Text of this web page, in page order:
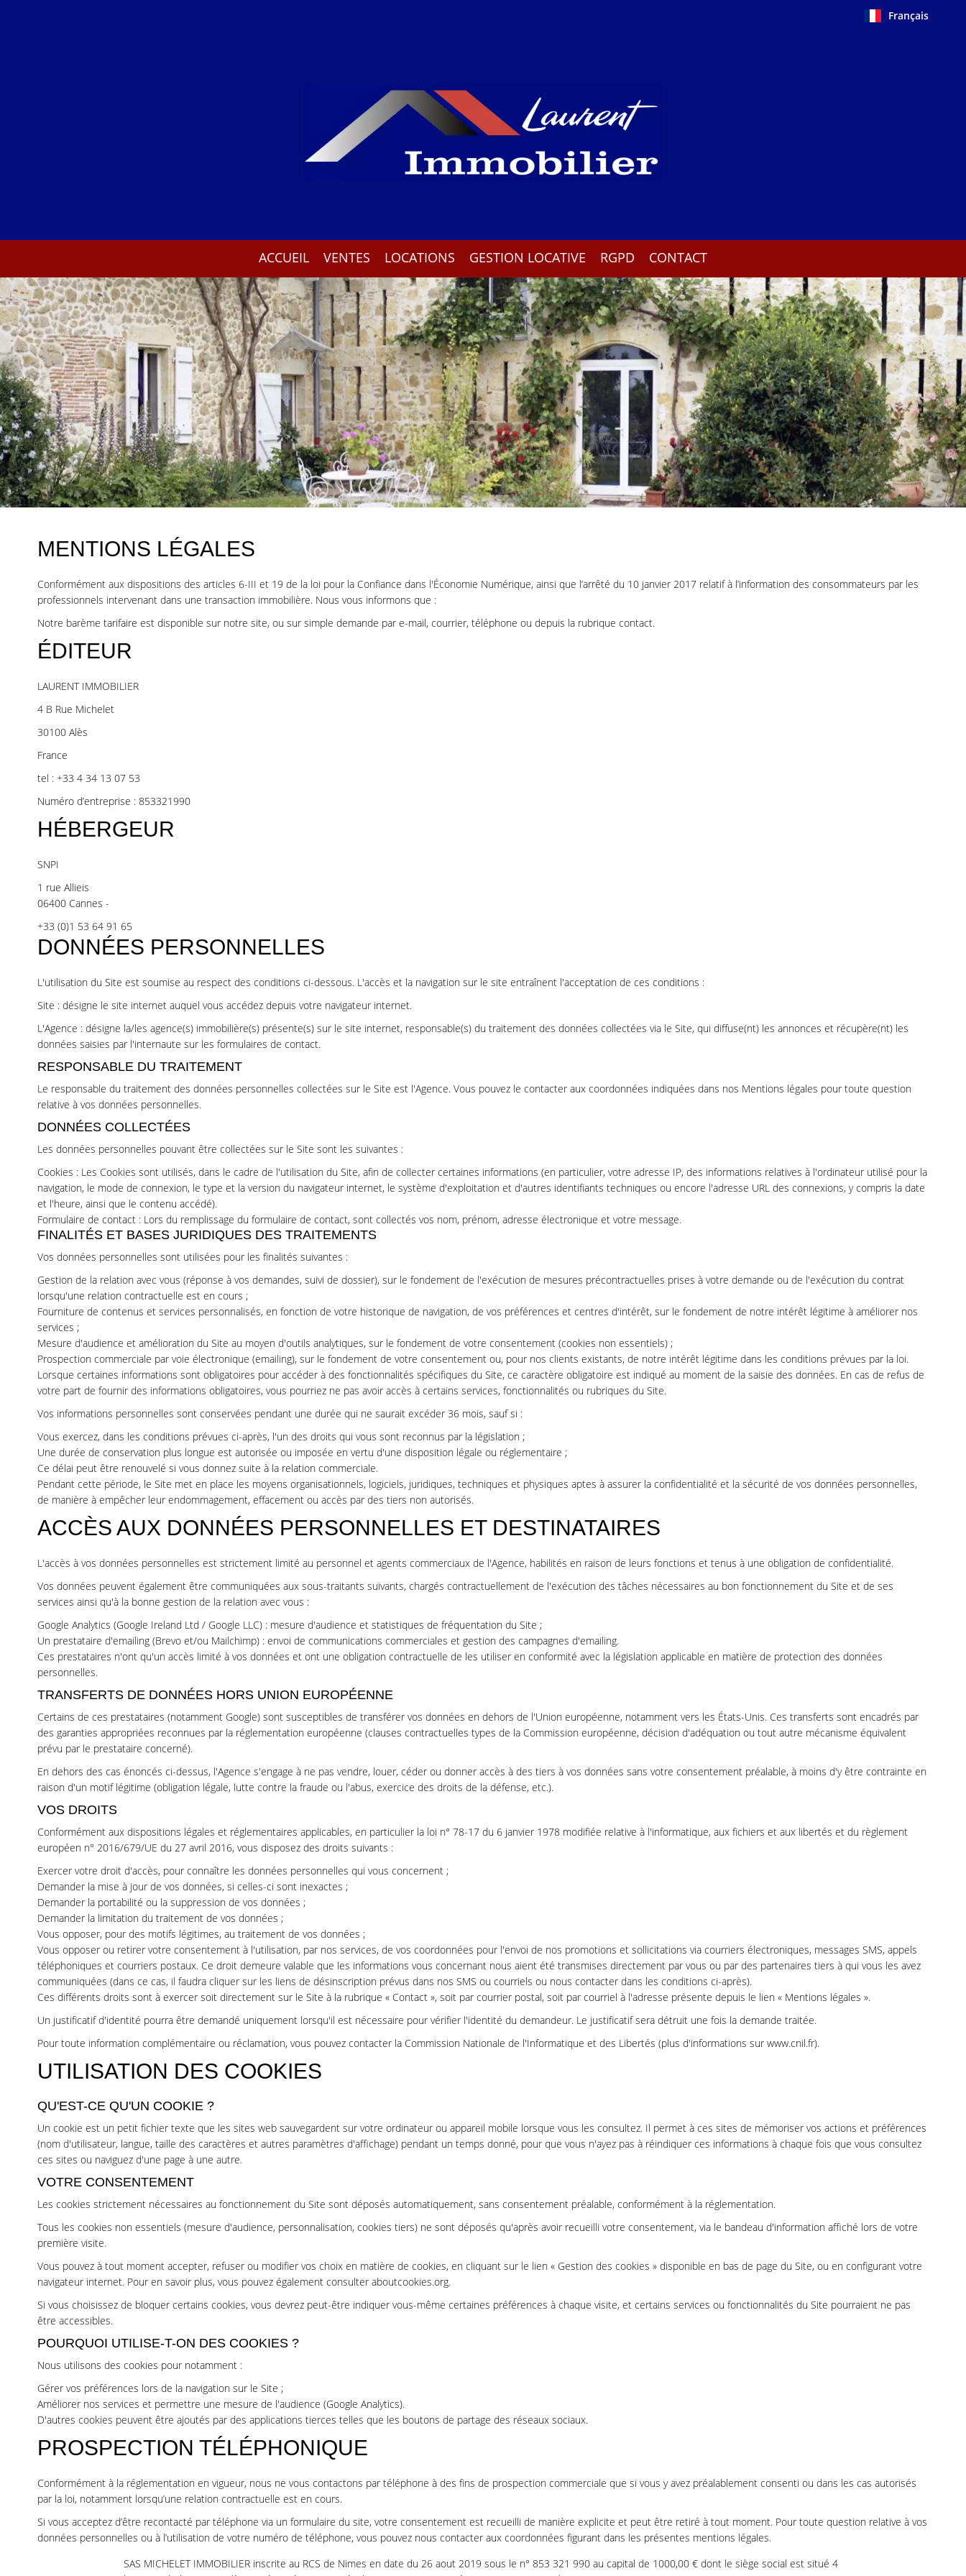
Français
ACCUEIL VENTES LOCATIONS GESTION LOCATIVE RGPD CONTACT
MENTIONS LÉGALES
Conformément aux dispositions des articles 6-III et 19 de la loi pour la Confiance dans l'Économie Numérique, ainsi que l’arrêté du 10 janvier 2017 relatif à l’information des consommateurs par les
professionnels intervenant dans une transaction immobilière. Nous vous informons que :
Notre barème tarifaire est disponible sur notre site, ou sur simple demande par e-mail, courrier, téléphone ou depuis la rubrique contact.
ÉDITEUR
LAURENT IMMOBILIER
4 B Rue Michelet
30100 Alès
France
tel : +33 4 34 13 07 53
Numéro d’entreprise : 853321990
HÉBERGEUR
SNPI
1 rue Allieis
06400 Cannes -
+33 (0)1 53 64 91 65
DONNÉES PERSONNELLES
L'utilisation du Site est soumise au respect des conditions ci-dessous. L'accès et la navigation sur le site entraînent l'acceptation de ces conditions :
Site : désigne le site internet auquel vous accédez depuis votre navigateur internet.
L'Agence : désigne la/les agence(s) immobilière(s) présente(s) sur le site internet, responsable(s) du traitement des données collectées via le Site, qui diffuse(nt) les annonces et récupère(nt) les
données saisies par l'internaute sur les formulaires de contact.
RESPONSABLE DU TRAITEMENT
Le responsable du traitement des données personnelles collectées sur le Site est l'Agence. Vous pouvez le contacter aux coordonnées indiquées dans nos Mentions légales pour toute question
relative à vos données personnelles.
DONNÉES COLLECTÉES
Les données personnelles pouvant être collectées sur le Site sont les suivantes :
Cookies : Les Cookies sont utilisés, dans le cadre de l'utilisation du Site, afin de collecter certaines informations (en particulier, votre adresse IP, des informations relatives à l'ordinateur utilisé pour la
navigation, le mode de connexion, le type et la version du navigateur internet, le système d'exploitation et d'autres identifiants techniques ou encore l'adresse URL des connexions, y compris la date
et l'heure, ainsi que le contenu accédé).
Formulaire de contact : Lors du remplissage du formulaire de contact, sont collectés vos nom, prénom, adresse électronique et votre message.
FINALITÉS ET BASES JURIDIQUES DES TRAITEMENTS
Vos données personnelles sont utilisées pour les finalités suivantes :
Gestion de la relation avec vous (réponse à vos demandes, suivi de dossier), sur le fondement de l'exécution de mesures précontractuelles prises à votre demande ou de l'exécution du contrat
lorsqu'une relation contractuelle est en cours ;
Fourniture de contenus et services personnalisés, en fonction de votre historique de navigation, de vos préférences et centres d'intérêt, sur le fondement de notre intérêt légitime à améliorer nos
services ;
Mesure d'audience et amélioration du Site au moyen d'outils analytiques, sur le fondement de votre consentement (cookies non essentiels) ;
Prospection commerciale par voie électronique (emailing), sur le fondement de votre consentement ou, pour nos clients existants, de notre intérêt légitime dans les conditions prévues par la loi.
Lorsque certaines informations sont obligatoires pour accéder à des fonctionnalités spécifiques du Site, ce caractère obligatoire est indiqué au moment de la saisie des données. En cas de refus de
votre part de fournir des informations obligatoires, vous pourriez ne pas avoir accès à certains services, fonctionnalités ou rubriques du Site.
Vos informations personnelles sont conservées pendant une durée qui ne saurait excéder 36 mois, sauf si :
Vous exercez, dans les conditions prévues ci-après, l'un des droits qui vous sont reconnus par la législation ;
Une durée de conservation plus longue est autorisée ou imposée en vertu d'une disposition légale ou réglementaire ;
Ce délai peut être renouvelé si vous donnez suite à la relation commerciale.
Pendant cette période, le Site met en place les moyens organisationnels, logiciels, juridiques, techniques et physiques aptes à assurer la confidentialité et la sécurité de vos données personnelles,
de manière à empêcher leur endommagement, effacement ou accès par des tiers non autorisés.
ACCÈS AUX DONNÉES PERSONNELLES ET DESTINATAIRES
L'accès à vos données personnelles est strictement limité au personnel et agents commerciaux de l'Agence, habilités en raison de leurs fonctions et tenus à une obligation de confidentialité.
Vos données peuvent également être communiquées aux sous-traitants suivants, chargés contractuellement de l'exécution des tâches nécessaires au bon fonctionnement du Site et de ses
services ainsi qu'à la bonne gestion de la relation avec vous :
Google Analytics (Google Ireland Ltd / Google LLC) : mesure d'audience et statistiques de fréquentation du Site ;
Un prestataire d'emailing (Brevo et/ou Mailchimp) : envoi de communications commerciales et gestion des campagnes d'emailing.
Ces prestataires n'ont qu'un accès limité à vos données et ont une obligation contractuelle de les utiliser en conformité avec la législation applicable en matière de protection des données
personnelles.
TRANSFERTS DE DONNÉES HORS UNION EUROPÉENNE
Certains de ces prestataires (notamment Google) sont susceptibles de transférer vos données en dehors de l'Union européenne, notamment vers les États-Unis. Ces transferts sont encadrés par
des garanties appropriées reconnues par la réglementation européenne (clauses contractuelles types de la Commission européenne, décision d'adéquation ou tout autre mécanisme équivalent
prévu par le prestataire concerné).
En dehors des cas énoncés ci-dessus, l'Agence s'engage à ne pas vendre, louer, céder ou donner accès à des tiers à vos données sans votre consentement préalable, à moins d'y être contrainte en
raison d'un motif légitime (obligation légale, lutte contre la fraude ou l'abus, exercice des droits de la défense, etc.).
VOS DROITS
Conformément aux dispositions légales et réglementaires applicables, en particulier la loi n° 78-17 du 6 janvier 1978 modifiée relative à l'informatique, aux fichiers et aux libertés et du règlement
européen n° 2016/679/UE du 27 avril 2016, vous disposez des droits suivants :
Exercer votre droit d'accès, pour connaître les données personnelles qui vous concernent ;
Demander la mise à jour de vos données, si celles-ci sont inexactes ;
Demander la portabilité ou la suppression de vos données ;
Demander la limitation du traitement de vos données ;
Vous opposer, pour des motifs légitimes, au traitement de vos données ;
Vous opposer ou retirer votre consentement à l'utilisation, par nos services, de vos coordonnées pour l'envoi de nos promotions et sollicitations via courriers électroniques, messages SMS, appels
téléphoniques et courriers postaux. Ce droit demeure valable que les informations vous concernant nous aient été transmises directement par vous ou par des partenaires tiers à qui vous les avez
communiquées (dans ce cas, il faudra cliquer sur les liens de désinscription prévus dans nos SMS ou courriels ou nous contacter dans les conditions ci-après).
Ces différents droits sont à exercer soit directement sur le Site à la rubrique « Contact », soit par courrier postal, soit par courriel à l'adresse présente depuis le lien « Mentions légales ».
Un justificatif d'identité pourra être demandé uniquement lorsqu'il est nécessaire pour vérifier l'identité du demandeur. Le justificatif sera détruit une fois la demande traitée.
Pour toute information complémentaire ou réclamation, vous pouvez contacter la Commission Nationale de l'Informatique et des Libertés (plus d'informations sur www.cnil.fr).
UTILISATION DES COOKIES
QU'EST-CE QU'UN COOKIE ?
Un cookie est un petit fichier texte que les sites web sauvegardent sur votre ordinateur ou appareil mobile lorsque vous les consultez. Il permet à ces sites de mémoriser vos actions et préférences
(nom d'utilisateur, langue, taille des caractères et autres paramètres d'affichage) pendant un temps donné, pour que vous n'ayez pas à réindiquer ces informations à chaque fois que vous consultez
ces sites ou naviguez d'une page à une autre.
VOTRE CONSENTEMENT
Les cookies strictement nécessaires au fonctionnement du Site sont déposés automatiquement, sans consentement préalable, conformément à la réglementation.
Tous les cookies non essentiels (mesure d'audience, personnalisation, cookies tiers) ne sont déposés qu'après avoir recueilli votre consentement, via le bandeau d'information affiché lors de votre
première visite.
Vous pouvez à tout moment accepter, refuser ou modifier vos choix en matière de cookies, en cliquant sur le lien « Gestion des cookies » disponible en bas de page du Site, ou en configurant votre
navigateur internet. Pour en savoir plus, vous pouvez également consulter aboutcookies.org.
Si vous choisissez de bloquer certains cookies, vous devrez peut-être indiquer vous-même certaines préférences à chaque visite, et certains services ou fonctionnalités du Site pourraient ne pas
être accessibles.
POURQUOI UTILISE-T-ON DES COOKIES ?
Nous utilisons des cookies pour notamment :
Gérer vos préférences lors de la navigation sur le Site ;
Améliorer nos services et permettre une mesure de l'audience (Google Analytics).
D'autres cookies peuvent être ajoutés par des applications tierces telles que les boutons de partage des réseaux sociaux.
PROSPECTION TÉLÉPHONIQUE
Conformément à la réglementation en vigueur, nous ne vous contactons par téléphone à des fins de prospection commerciale que si vous y avez préalablement consenti ou dans les cas autorisés
par la loi, notamment lorsqu’une relation contractuelle est en cours.
Si vous acceptez d’être recontacté par téléphone via un formulaire du site, votre consentement est recueilli de manière explicite et peut être retiré à tout moment. Pour toute question relative à vos
données personnelles ou à l’utilisation de votre numéro de téléphone, vous pouvez nous contacter aux coordonnées figurant dans les présentes mentions légales.
SAS MICHELET IMMOBILIER inscrite au RCS de Nimes en date du 26 aout 2019 sous le n° 853 321 990 au capital de 1000,00 € dont le siège social est situé 4